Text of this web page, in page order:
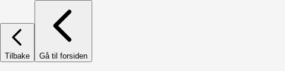
Tilbake Gå til forsiden